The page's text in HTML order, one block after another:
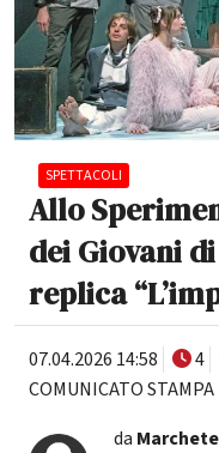
SPETTACOLI
Allo
dei Giovani
replica
07.04.2026 14:58 4
COMUNICATO STAMPA
da